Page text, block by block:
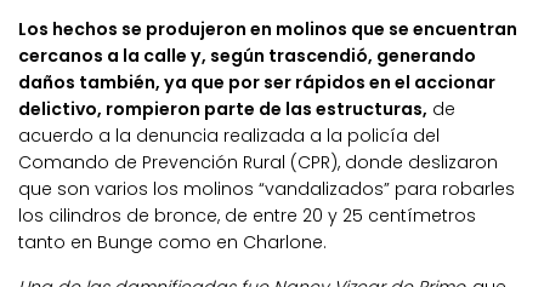
Los hechos se produjeron en molinos que se encuentran
cercanos a la calle y, según trascendió, generando
daños también, ya que por ser rápidos en el accionar
delictivo, rompieron parte de las estructuras, de
acuerdo a la denuncia realizada a la policía del
Comando de Prevención Rural (CPR), donde deslizaron
que son varios los molinos “vandalizados” para robarles
los cilindros de bronce, de entre 20 y 25 centímetros
tanto en Bunge como en Charlone.